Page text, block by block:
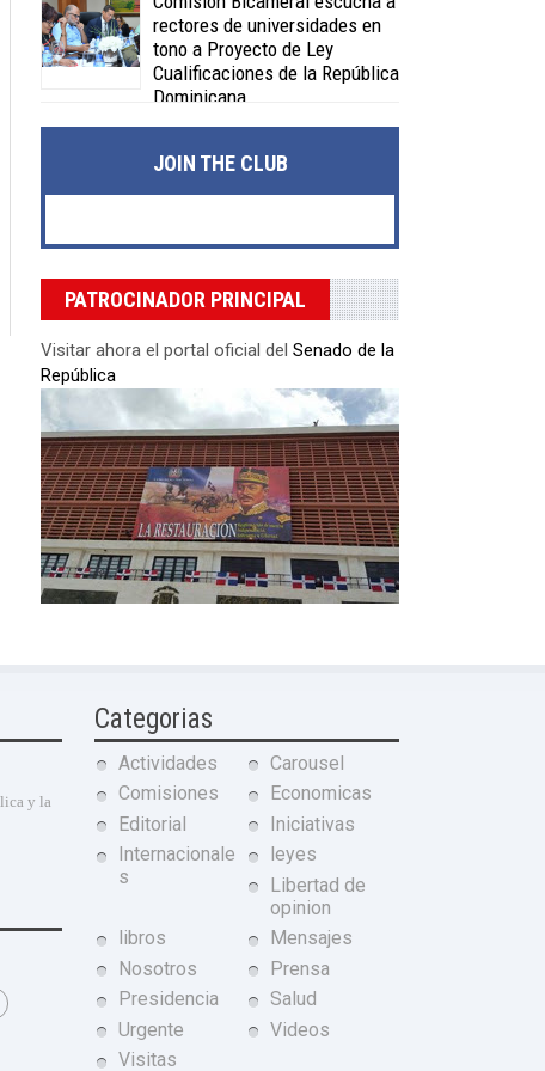
rectores de universidades en
tono a Proyecto de Ley
Cualificaciones de la República
Dominicana
JOIN THE CLUB
PATROCINADOR PRINCIPAL
Visitar ahora el portal oficial del Senado de la
República
y la
Categorias
Actividades
Carousel
Comisiones
Economicas
Editorial
Iniciativas
Internacionale
s
leyes
Libertad de
opinion
libros
Mensajes
Nosotros
Prensa
Presidencia
Salud
Urgente
Videos
Visitas